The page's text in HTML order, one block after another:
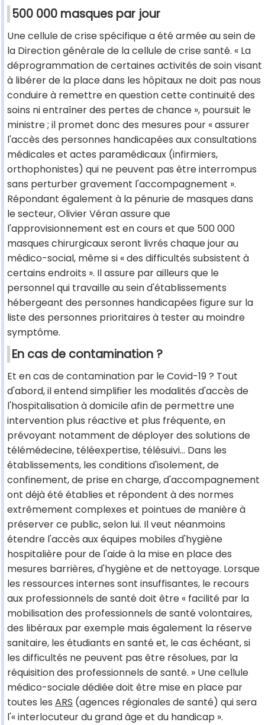
500 000 masques par jour
Une cellule de crise spécifique a été armée au sein de
la Direction générale de la cellule de crise santé. « La
déprogrammation de certaines activités de soin visant
à libérer de la place dans les hôpitaux ne doit pas nous
conduire à remettre en question cette continuité des
soins ni entraîner des pertes de chance », poursuit le
ministre ; il promet donc des mesures pour « assurer
l'accès des personnes handicapées aux consultations
médicales et actes paramédicaux (infirmiers,
orthophonistes) qui ne peuvent pas être interrompus
sans perturber gravement l'accompagnement ».
Répondant également à la pénurie de masques dans
le secteur, Olivier Véran assure que
l'approvisionnement est en cours et que 500 000
masques chirurgicaux seront livrés chaque jour au
médico-social, même si « des difficultés subsistent à
certains endroits ». Il assure par ailleurs que le
personnel qui travaille au sein d'établissements
hébergeant des personnes handicapées figure sur la
liste des personnes prioritaires à tester au moindre
symptôme.
En cas de contamination ?
Et en cas de contamination par le Covid-19 ? Tout
d'abord, il entend simplifier les modalités d'accès de
l'hospitalisation à domicile afin de permettre une
intervention plus réactive et plus fréquente, en
prévoyant notamment de déployer des solutions de
télémédecine, téléexpertise, télésuivi... Dans les
établissements, les conditions d'isolement, de
confinement, de prise en charge, d'accompagnement
ont déjà été établies et répondent à des normes
extrêmement complexes et pointues de manière à
préserver ce public, selon lui. Il veut néanmoins
étendre l'accès aux équipes mobiles d'hygiène
hospitalière pour de l'aide à la mise en place des
mesures barrières, d'hygiène et de nettoyage. Lorsque
les ressources internes sont insuffisantes, le recours
aux professionnels de santé doit être « facilité par la
mobilisation des professionnels de santé volontaires,
des libéraux par exemple mais également la réserve
sanitaire, les étudiants en santé et, le cas échéant, si
les difficultés ne peuvent pas être résolues, par la
réquisition des professionnels de santé. » Une cellule
médico-sociale dédiée doit être mise en place par
toutes les ARS (agences régionales de santé) qui sera
l'« interlocuteur du grand âge et du handicap ».